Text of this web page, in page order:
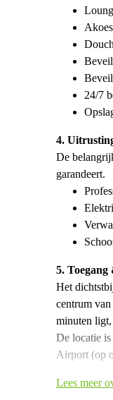
24/7
4.
De
garandeert.
5.
Het
centrum
minuten ligt,
De locatie
Airport (op
Lees meer